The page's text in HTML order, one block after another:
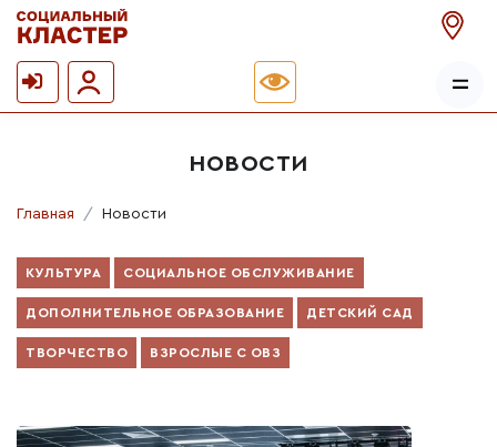
НОВОСТИ
Главная Новости
КУЛЬТУРА СОЦИАЛЬНОЕ ОБСЛУЖИВАНИЕ
ДОПОЛНИТЕЛЬНОЕ ОБРАЗОВАНИЕ ДЕТСКИЙ САД
ТВОРЧЕСТВО ВЗРОСЛЫЕ С ОВЗ